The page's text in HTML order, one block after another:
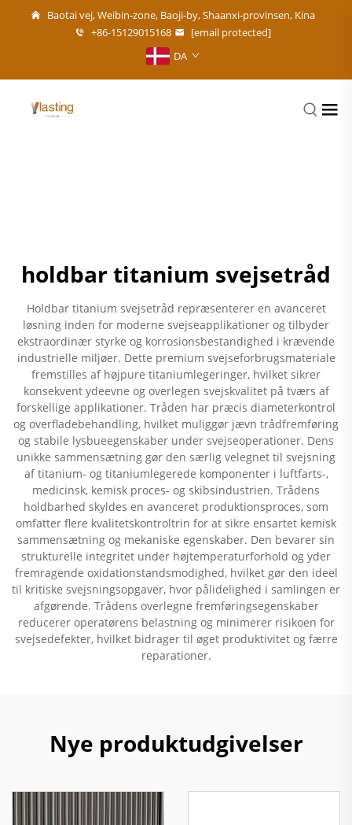
Baotai vej, Weibin-zone, Baoji-by, Shaanxi-provinsen, Kina
+86-15129015168
[email protected]
DA
holdbar titanium svejsetråd
Holdbar titanium svejsetråd repræsenterer en avanceret
løsning inden for moderne svejseapplikationer og tilbyder
ekstraordinær styrke og korrosionsbestandighed i krævende
industrielle miljøer. Dette premium svejseforbrugsmateriale
fremstilles af højpure titaniumlegeringer, hvilket sikrer
konsekvent ydeevne og overlegen svejskvalitet på tværs af
forskellige applikationer. Tråden har præcis diameterkontrol
og overfladebehandling, hvilket muliggør jævn trådfremføring
og stabile lysbueegenskaber under svejseoperationer. Dens
unikke sammensætning gør den særlig velegnet til svejsning
af titanium- og titaniumlegerede komponenter i luftfarts-,
medicinsk, kemisk proces- og skibsindustrien. Trådens
holdbarhed skyldes en avanceret produktionsproces, som
omfatter flere kvalitetskontroltrin for at sikre ensartet kemisk
sammensætning og mekaniske egenskaber. Den bevarer sin
strukturelle integritet under højtemperaturforhold og yder
fremragende oxidationstandsmodighed, hvilket gør den ideel
til kritiske svejsningsopgaver, hvor pålidelighed i samlingen er
afgørende. Trådens overlegne fremføringsegenskaber
reducerer operatørens belastning og minimerer risikoen for
svejsedefekter, hvilket bidrager til øget produktivitet og færre
reparationer.
Nye produktudgivelser